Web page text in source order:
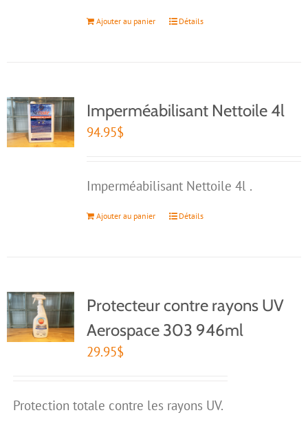
Ajouter au panier Détails
Imperméabilisant Nettoile 4l
94.95$
Imperméabilisant Nettoile 4l .
Ajouter au panier Détails
Protecteur contre rayons UV
Aerospace 303 946ml
29.95$
Protection totale contre les rayons UV.